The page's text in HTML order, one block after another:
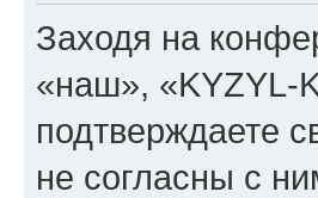
Заходя на
«наш», «KYZYL-
подтверждаете
не согласны с